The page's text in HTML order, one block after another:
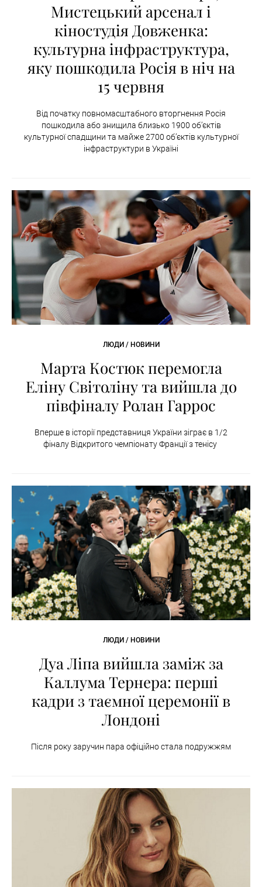
Мистецький арсенал і
кіностудія Довженка:
культурна інфраструктура,
яку пошкодила Росія в ніч на
15 червня
Від початку повномасштабного вторгнення Росія
пошкодила або знищила близько 1900 об’єктів
культурної спадщини та майже 2700 об’єктів культурної
інфраструктури в Україні
ЛЮДИ / НОВИНИ
Марта Костюк перемогла
Еліну Світоліну та вийшла до
півфіналу Ролан Гаррос
Вперше в історії представниця України зіграє в 1/2
фіналу Відкритого чемпіонату Франції з тенісу
ЛЮДИ / НОВИНИ
Дуа Ліпа вийшла заміж за
Каллума Тернера: перші
кадри з таємної церемонії в
Лондоні
Після року заручин пара офіційно стала подружжям